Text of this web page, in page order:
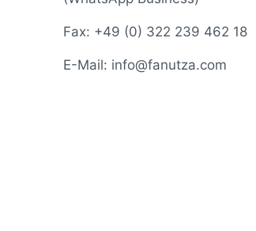
Fax: +49 (0) 322 239 462 18
E-Mail: info@fanutza.com